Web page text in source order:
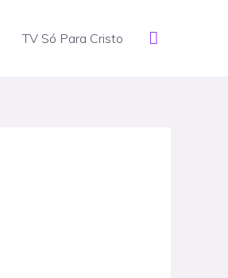
TV Só Para Cristo Search